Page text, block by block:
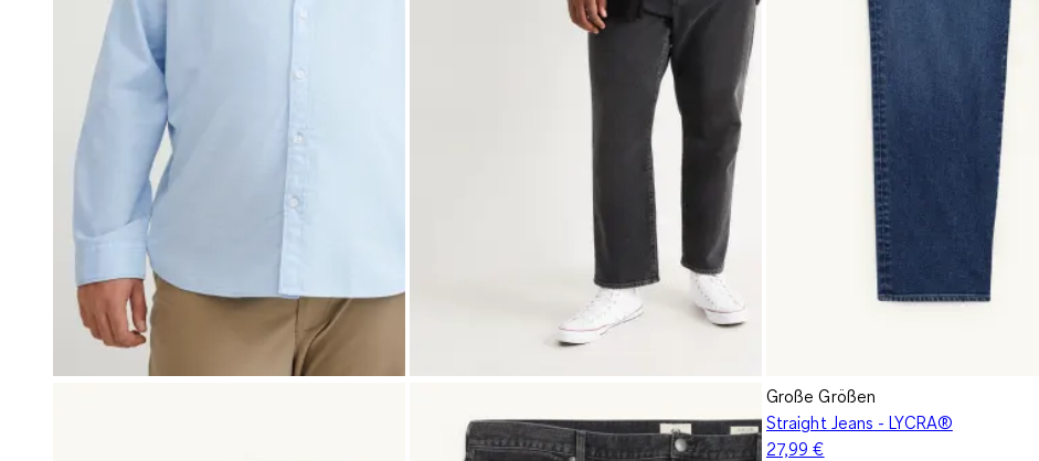
Große Größen
Straight Jeans - LYCRA®
27,99 €